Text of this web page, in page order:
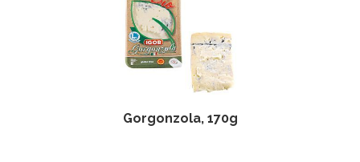
Gorgonzola, 170g